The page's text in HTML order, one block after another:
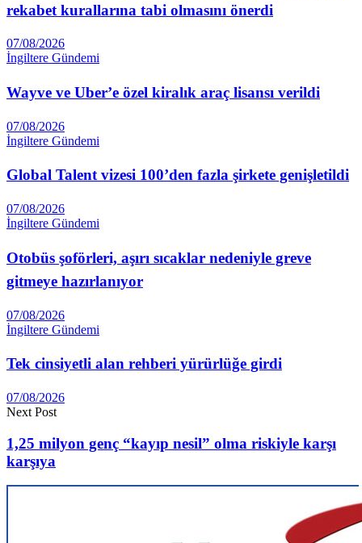
rekabet kurallarına tabi olmasını önerdi
07/08/2026
İngiltere Gündemi
Wayve ve Uber’e özel kiralık araç lisansı verildi
07/08/2026
İngiltere Gündemi
Global Talent vizesi 100’den fazla şirkete genişletildi
07/08/2026
İngiltere Gündemi
Otobüs şoförleri, aşırı sıcaklar nedeniyle greve
gitmeye hazırlanıyor
07/08/2026
İngiltere Gündemi
Tek cinsiyetli alan rehberi yürürlüğe girdi
07/08/2026
Next Post
1,25 milyon genç “kayıp nesil” olma riskiyle karşı
karşıya